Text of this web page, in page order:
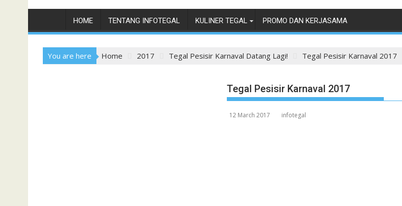
HOME TENTANG INFOTEGAL KULINER TEGAL PROMO DAN KERJASAMA
You are here Home 2017 Tegal Pesisir Karnaval Datang Lagi! Tegal Pesisir Karnaval 2017
Tegal Pesisir Karnaval 2017
12 March 2017 infotegal